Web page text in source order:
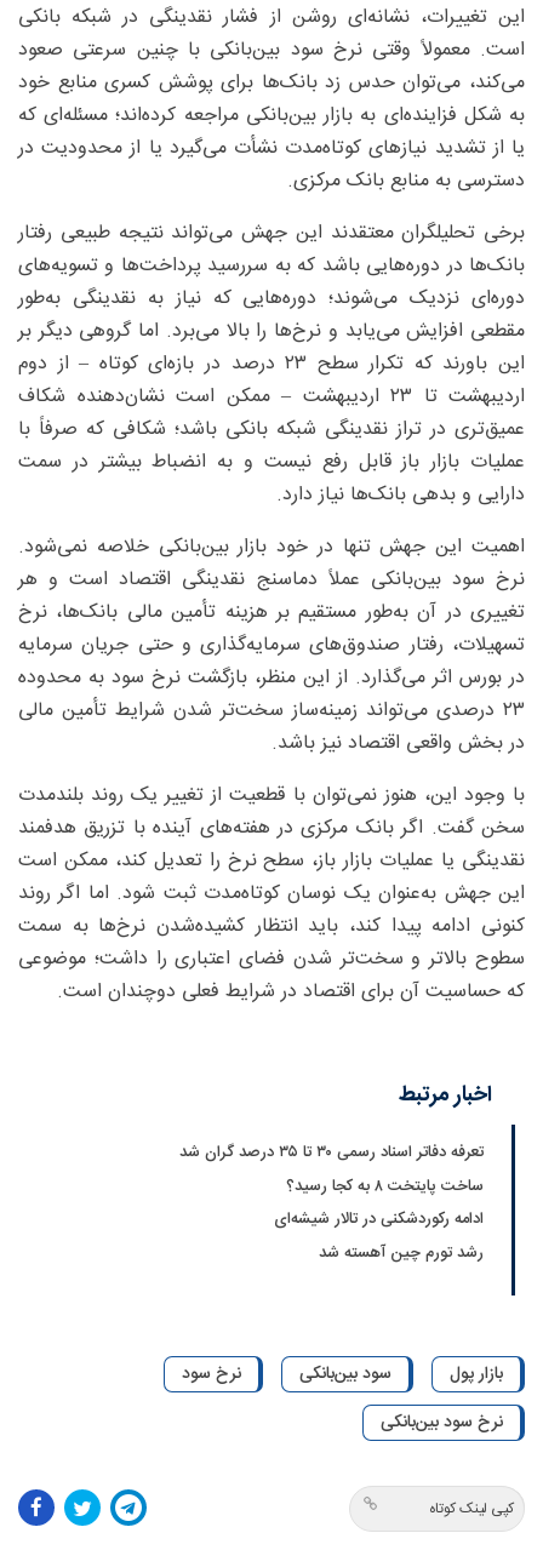
این تغییرات، نشانه‌ای روشن از فشار نقدینگی در شبکه بانکی
است. معمولاً وقتی نرخ سود بین‌بانکی با چنین سرعتی صعود
می‌کند، می‌توان حدس زد بانک‌ها برای پوشش کسری منابع خود
به شکل فزاینده‌ای به بازار بین‌بانکی مراجعه کرده‌اند؛ مسئله‌ای که
یا از تشدید نیازهای کوتاه‌مدت نشأت می‌گیرد یا از محدودیت در
دسترسی به منابع بانک مرکزی.
برخی تحلیلگران معتقدند این جهش می‌تواند نتیجه طبیعی رفتار
بانک‌ها در دوره‌هایی باشد که به سررسید پرداخت‌ها و تسویه‌های
دوره‌ای نزدیک می‌شوند؛ دوره‌هایی که نیاز به نقدینگی به‌طور
مقطعی افزایش می‌یابد و نرخ‌ها را بالا می‌برد. اما گروهی دیگر بر
این باورند که تکرار سطح ۲۳ درصد در بازه‌ای کوتاه – از دوم
اردیبهشت تا ۲۳ اردیبهشت – ممکن است نشان‌دهنده شکاف
عمیق‌تری در تراز نقدینگی شبکه بانکی باشد؛ شکافی که صرفاً با
عملیات بازار باز قابل رفع نیست و به انضباط بیشتر در سمت
دارایی و بدهی بانک‌ها نیاز دارد.
اهمیت این جهش تنها در خود بازار بین‌بانکی خلاصه نمی‌شود.
نرخ سود بین‌بانکی عملاً دماسنج نقدینگی اقتصاد است و هر
تغییری در آن به‌طور مستقیم بر هزینه تأمین مالی بانک‌ها، نرخ
تسهیلات، رفتار صندوق‌های سرمایه‌گذاری و حتی جریان سرمایه
در بورس اثر می‌گذارد. از این منظر، بازگشت نرخ سود به محدوده
۲۳ درصدی می‌تواند زمینه‌ساز سخت‌تر شدن شرایط تأمین مالی
در بخش واقعی اقتصاد نیز باشد.
با وجود این، هنوز نمی‌توان با قطعیت از تغییر یک روند بلندمدت
سخن گفت. اگر بانک مرکزی در هفته‌های آینده با تزریق هدفمند
نقدینگی یا عملیات بازار باز، سطح نرخ را تعدیل کند، ممکن است
این جهش به‌عنوان یک نوسان کوتاه‌مدت ثبت شود. اما اگر روند
کنونی ادامه پیدا کند، باید انتظار کشیده‌شدن نرخ‌ها به سمت
سطوح بالاتر و سخت‌تر شدن فضای اعتباری را داشت؛ موضوعی
که حساسیت آن برای اقتصاد در شرایط فعلی دوچندان است.
اخبار مرتبط
تعرفه دفاتر اسناد رسمی ۳۰ تا ۳۵ درصد گران شد
ساخت پایتخت ۸ به کجا رسید؟
ادامه رکوردشکنی در تالار شیشه‌ای
رشد تورم چین آهسته شد
بازار پول سود بین‌بانکی
نرخ سود
نرخ سود بین‌بانکی
کپی لینک کوتاه